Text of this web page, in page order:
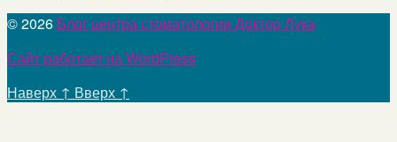
© 2026 Блог центра стоматологии Доктор Лука
Сайт работает на WordPress
Наверх ↑ Вверх ↑